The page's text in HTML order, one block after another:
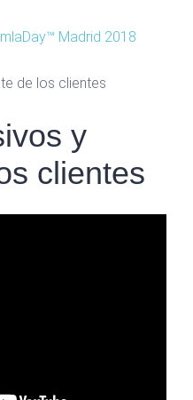
Madrid 2018
de los clientes
y
clientes